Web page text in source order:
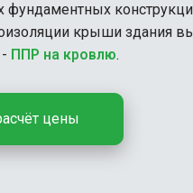
фундаментных
крыши здания
ППР на кровлю.
цены